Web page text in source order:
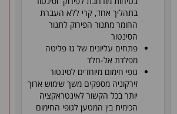
בתהליך אחד, קרי ללא העברת
החומר מתנור הפירוק לתנור
הסינטור
פתחים עליונים של גז פליטה
מפלדת אל-חלד
גופי חימום מיוחדים לסינטור
זירקוניה מספקים משך שימוש ארוך
יותר בכל הקשור לאינטראקציה
הכימית בין המטען לגופי החימום